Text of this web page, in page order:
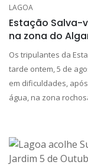
LAGOA
Estação Salva-
na zona do
Os tripulantes da
tarde ontem, 5 de
em dificuldades,
água, na zona